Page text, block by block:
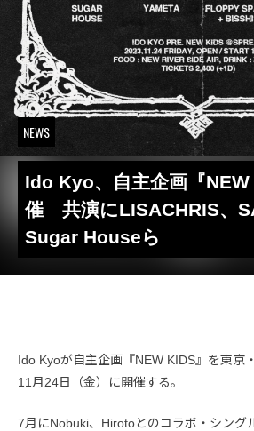
NEWS
Ido Kyo、自主企画『NEW
催 共演にLISACHRIS、
Sugar Houseら
Ido Kyoが自主企画『NEW KIDS』を東京
11月24日（金）に開催する。
7月にNobuki、Hirotoとのコラボ・シング